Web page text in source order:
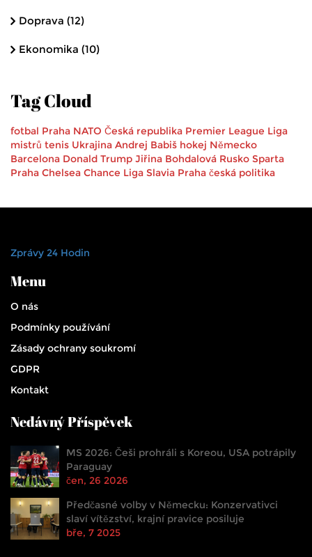
Doprava (12)
Ekonomika (10)
Tag Cloud
fotbal Praha NATO Česká republika Premier League Liga
mistrů tenis Ukrajina Andrej Babiš hokej Německo
Barcelona Donald Trump Jiřina Bohdalová Rusko Sparta
Praha Chelsea Chance Liga Slavia Praha česká politika
Zprávy 24 Hodin
Menu
O nás
Podmínky používání
Zásady ochrany soukromí
GDPR
Kontakt
Nedávný Příspěvek
MS 2026: Češi prohráli s Koreou, USA potrápily
Paraguay
čen, 26 2026
Předčasné volby v Německu: Konzervativci
slaví vítězství, krajní pravice posiluje
bře, 7 2025